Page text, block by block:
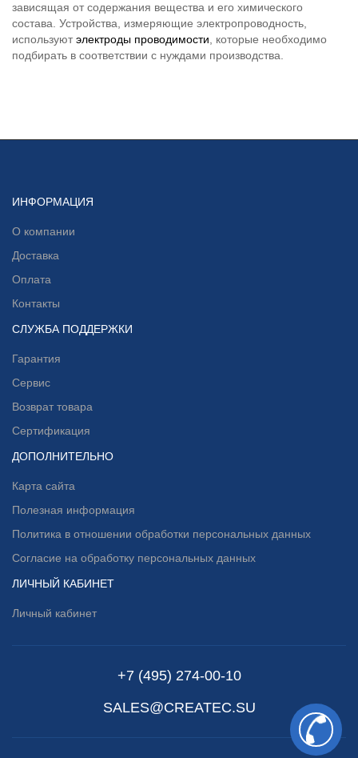
зависящая от содержания вещества и его химического
состава. Устройства, измеряющие электропроводность,
используютэлектроды проводимости , которые необходимо
подбирать в соответствии с нуждами производства.
ИНФОРМАЦИЯ
О компании
Доставка
Оплата
Контакты
СЛУЖБА ПОДДЕРЖКИ
Гарантия
Сервис
Возврат товара
Сертификация
ДОПОЛНИТЕЛЬНО
Карта сайта
Полезная информация
Политика в отношении обработки персональных данных
Согласие на обработку персональных данных
ЛИЧНЫЙ КАБИНЕТ
Личный кабинет
+7 (495) 274-00-10
SALES@CREATEC.SU